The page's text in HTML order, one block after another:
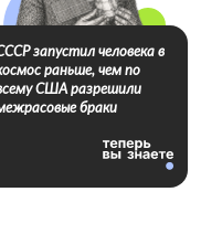
запустил человека в
раньше, чем по
США разрешили
браки